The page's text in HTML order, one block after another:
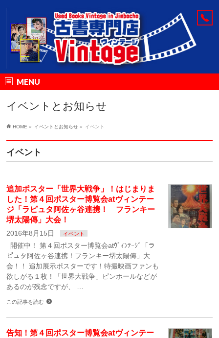
MENU
イベントとお知らせ
HOME » イベントとお知らせ » イベント
イベント
追加ポスター「世界大戦争」！はじまりま
した！第４回ポスター博覧会atヴィンテー
ジ「ラピュタ阿佐ヶ谷連携！ フランキー
堺太陽傳」大会！
2016年8月15日 イベント
開催中！ 第４回ポスター博覧会atｳﾞｨﾝﾃｰｼﾞ「ラ
ピュタ阿佐ヶ谷連携！フランキー堺太陽傳」大
会！！ 追加展示ポスターです！特撮映画ファンも
欲しがる１枚！「世界大戦争」ピンホールなどが
あるのが残念ですが、 …
この記事を読む
告知！第４回ポスター博覧会atヴィンテー